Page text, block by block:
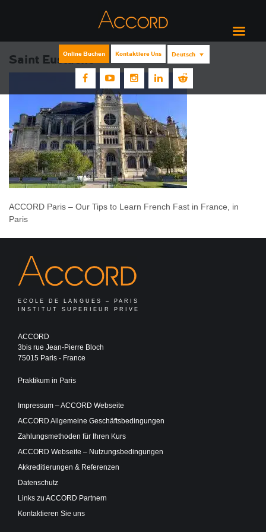
Online Buchen Kontaktiere Uns Deutsch
Saint Eustache
ACCORD Paris – Our Tips to Learn French Fast in France, in
Paris
ECOLE DE LANGUES – PARIS
INSTITUT SUPERIEUR PRIVE
ACCORD
3bis rue Jean-Pierre Bloch
75015 Paris - France
Praktikum in Paris
Impressum – ACCORD Webseite
ACCORD Allgemeine Geschäftsbedingungen
Zahlungsmethoden für Ihren Kurs
ACCORD Webseite – Nutzungsbedingungen
Akkreditierungen & Referenzen
Datenschutz
Links zu ACCORD Partnern
Kontaktieren Sie uns